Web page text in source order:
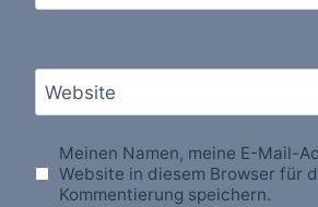
Website
Meinen Namen, meine E-Mail-
Website in diesem Browser für
Kommentierung speichern.